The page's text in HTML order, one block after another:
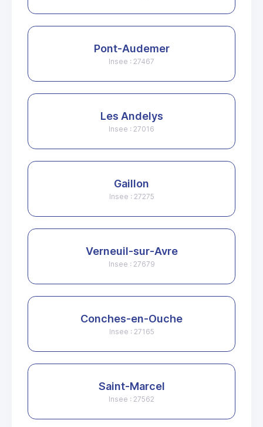
Pont-Audemer
Insee : 27467
Les Andelys
Insee : 27016
Gaillon
Insee : 27275
Verneuil-sur-Avre
Insee : 27679
Conches-en-Ouche
Insee : 27165
Saint-Marcel
Insee : 27562